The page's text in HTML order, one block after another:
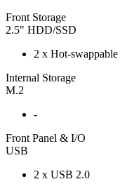
Front Storage
2.5" HDD/SSD
2 x Hot-swappable
Internal Storage
M.2
-
Front Panel & I/O
USB
2 x USB 2.0